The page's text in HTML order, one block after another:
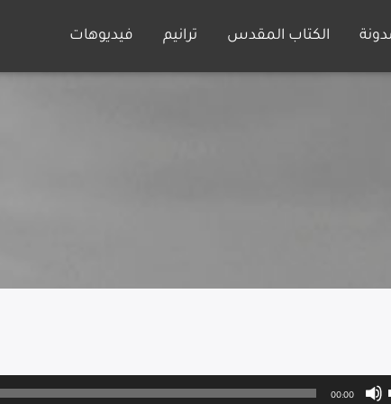
فيديوهات ترانيم الكتاب المقدس
00:00